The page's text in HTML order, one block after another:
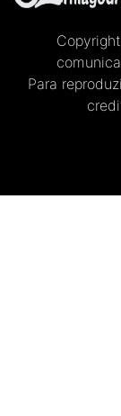
Para